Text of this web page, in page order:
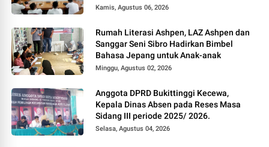
Kamis, Agustus 06, 2026
Rumah Literasi Ashpen, LAZ Ashpen dan
Sanggar Seni Sibro Hadirkan Bimbel
Bahasa Jepang untuk Anak-anak
Minggu, Agustus 02, 2026
Anggota DPRD Bukittinggi Kecewa,
Kepala Dinas Absen pada Reses Masa
Sidang III periode 2025/ 2026.
Selasa, Agustus 04, 2026